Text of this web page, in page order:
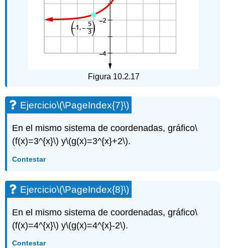
Figura 10.2.17
Ejercicio\(\PageIndex{7}\)
En el mismo sistema de coordenadas, gráfico\
(f(x)=3^{x}\) y\(g(x)=3^{x}+2\).
Contestar
Ejercicio\(\PageIndex{8}\)
En el mismo sistema de coordenadas, gráfico\
(f(x)=4^{x}\) y\(g(x)=4^{x}-2\).
Contestar